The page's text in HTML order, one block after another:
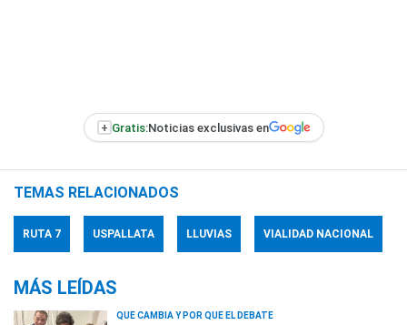
+ Gratis:Noticias exclusivas en
TEMAS RELACIONADOS
RUTA 7 USPALLATA LLUVIAS VIALIDAD NACIONAL
MÁS LEÍDAS
QUÉ CAMBIA Y POR QUÉ EL DEBATE